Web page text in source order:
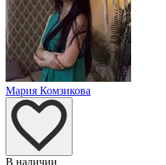
Мария Комзикова
В наличии